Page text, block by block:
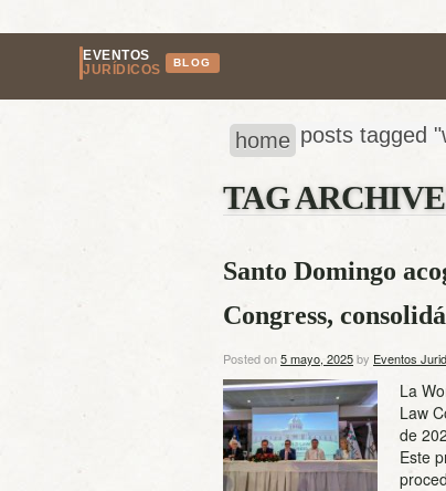
EVENTOS
JURÍDICOS
BLOG
home posts tagged
TAG
Santo Domingo
Congress,
Posted on5 mayo, 2025by Eventos
La
Law
de
Este